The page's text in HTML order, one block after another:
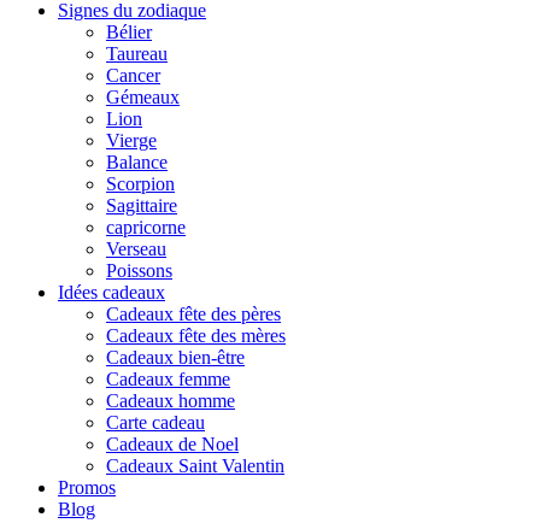
Signes du zodiaque
Bélier
Taureau
Cancer
Gémeaux
Lion
Vierge
Balance
Scorpion
Sagittaire
capricorne
Verseau
Poissons
Idées cadeaux
Cadeaux fête des pères
Cadeaux fête des mères
Cadeaux bien-être
Cadeaux femme
Cadeaux homme
Carte cadeau
Cadeaux de Noel
Cadeaux Saint Valentin
Promos
Blog